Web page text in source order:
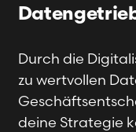
Durch die
zu wertvollen
deine Strategie